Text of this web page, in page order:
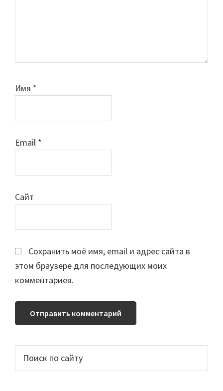
Имя *
Email *
Сайт
Сохранить моё имя, email и адрес сайта в
этом браузере для последующих моих
комментариев.
Основной
сайдбар